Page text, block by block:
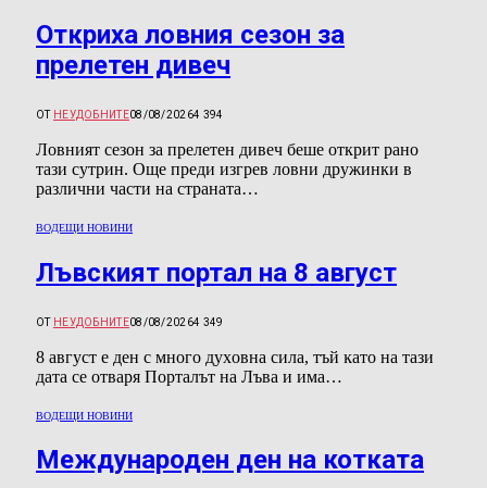
Откриха ловния сезон за
прелетен дивеч
ОТ НЕУДОБНИТЕ08/08/20264 394
Ловният сезон за прелетен дивеч беше открит рано
тази сутрин. Още преди изгрев ловни дружинки в
различни части на страната…
ВОДЕЩИ НОВИНИ
Лъвският портал на 8 август
ОТ НЕУДОБНИТЕ08/08/20264 349
8 aвгycт e дeн c мнoгo дyxoвнa cилa, тъй ĸaтo нa тaзи
дaтa ce oтвapя Πopтaлът нa Лъвa и имa…
ВОДЕЩИ НОВИНИ
Международен ден на котката